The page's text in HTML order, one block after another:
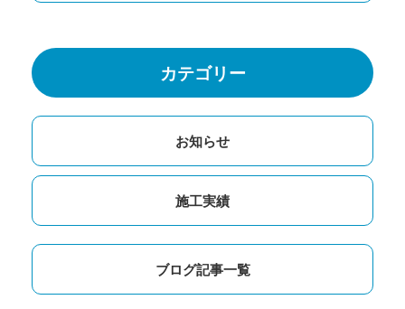
カテゴリー
お知らせ
施工実績
ブログ記事一覧